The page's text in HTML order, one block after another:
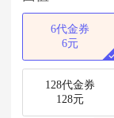
6代金券
6元
128代金券
128元